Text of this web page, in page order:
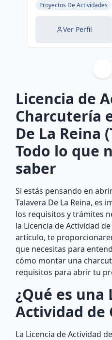
Proyectos De Actividades
Ver Perfil
Licencia de
Charcutería
De La Reina
Todo lo que
saber
Si estás pensando en
Talavera De La Reina, es
los requisitos y trámites
la Licencia de Actividad
artículo, te
que necesitas para
cómo montar una
requisitos para abrir tu
¿Qué es una
Actividad de
La Licencia de Actividad